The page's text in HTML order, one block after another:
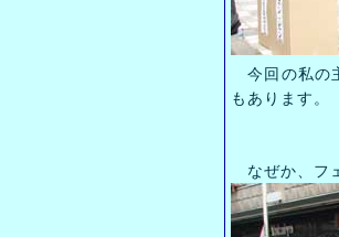
今回の私の
もあります。
なぜか、フ